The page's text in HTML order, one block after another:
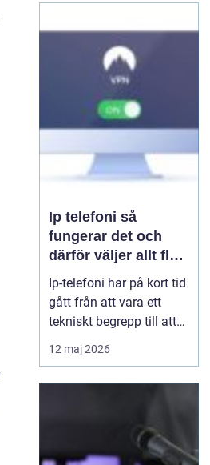
tekniker och bra
utrustning få...
Ip telefoni så
fungerar det och
därför väljer allt fler
företag att byta
Ip-telefoni har på kort tid
gått från att vara ett
tekniskt begrepp till att
bli standardlösning för
många företag och
många att se över sin
telefoni, men
12 maj 2026